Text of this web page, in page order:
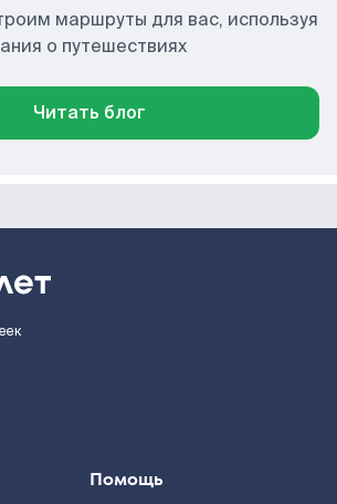
маршруты для вас, используя
о путешествиях
Читать блог
Помощь